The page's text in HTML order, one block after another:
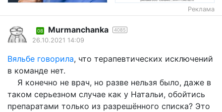
Реклама
08 Murmanchanka 4085
26.10.2021 14:09
Вяльбе говорила, что терапевтических исключений
в команде нет.
Я конечно не врач, но разве нельзя было, даже в
таком серьезном случае как у Натальи, обойтись
препаратами только из разрешённого списка? Это